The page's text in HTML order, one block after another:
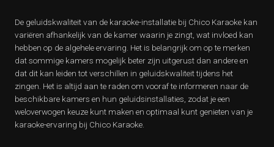
De geluidskwaliteit van de karaoke-installatie bij Chico Karaoke kan
variëren afhankelijk van de kamer waarin je zingt, wat invloed kan
hebben op de algehele ervaring. Het is belangrijk om op te merken
dat sommige kamers mogelijk beter zijn uitgerust dan andere en
dat dit kan leiden tot verschillen in geluidskwaliteit tijdens het
zingen. Het is altijd aan te raden om vooraf te informeren naar de
beschikbare kamers en hun geluidsinstallaties, zodat je een
weloverwogen keuze kunt maken en optimaal kunt genieten van je
karaoke-ervaring bij Chico Karaoke.